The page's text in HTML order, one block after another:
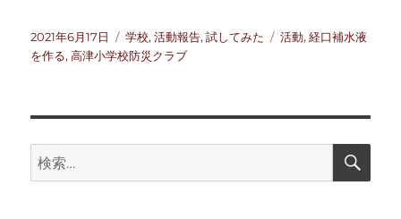
投
稿
2021年6月17日
カ
テ
学校,活動報告,試してみた
タ
活動,経口補水液
を作る,高津小学校防災クラブ
検
索:
検